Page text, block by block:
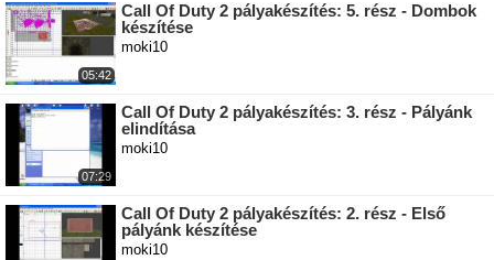
05:42
Call Of Duty 2 pályakészítés: 5. rész - Dombok
készítése
moki10
07:29
Call Of Duty 2 pályakészítés: 3. rész - Pályánk
elindítása
moki10
Call Of Duty 2 pályakészítés: 2. rész - Első
pályánk készítése
moki10